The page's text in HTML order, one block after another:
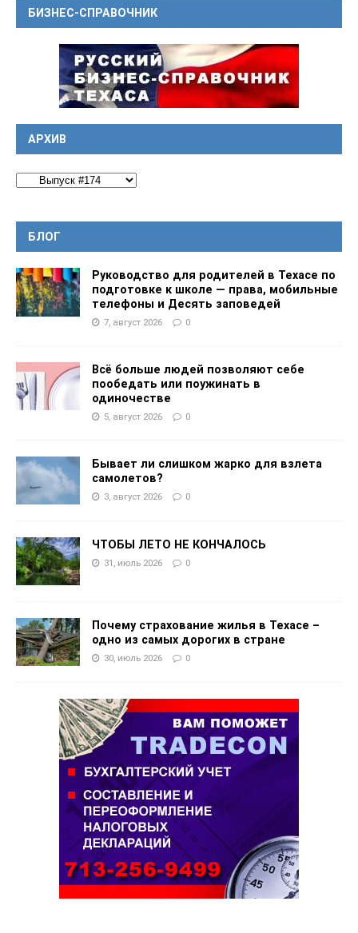
БИЗНЕС-СПРАВОЧНИК
АРХИВ
БЛОГ
Руководство для родителей в Техасе по
подготовке к школе — права, мобильные
телефоны и Десять заповедей
7, август 2026 0
Всё больше людей позволяют себе
пообедать или поужинать в
одиночестве
5, август 2026 0
Бывает ли слишком жарко для взлета
самолетов?
3, август 2026 0
ЧТОБЫ ЛЕТО НЕ КОНЧАЛОСЬ
31, июль 2026 0
Почему страхование жилья в Техасе –
одно из самых дорогих в стране
30, июль 2026 0